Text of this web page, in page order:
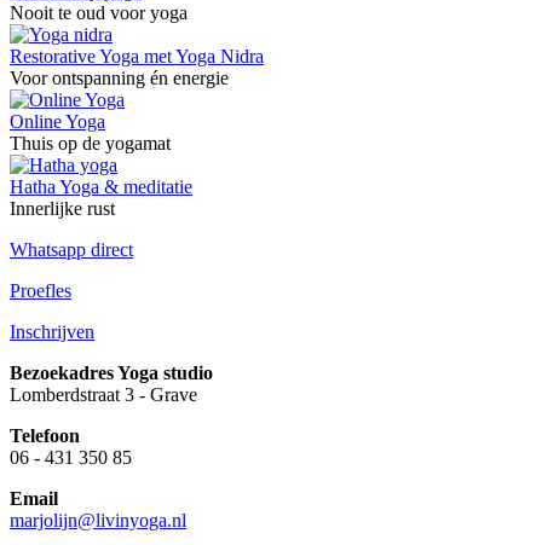
Nooit te oud voor yoga
Restorative Yoga met Yoga Nidra
Voor ontspanning én energie
Online Yoga
Thuis op de yogamat
Hatha Yoga & meditatie
Innerlijke rust
Whatsapp direct
Proefles
Inschrijven
Bezoekadres Yoga studio
Lomberdstraat 3 - Grave
Telefoon
06 - 431 350 85
Email
marjolijn@livinyoga.nl